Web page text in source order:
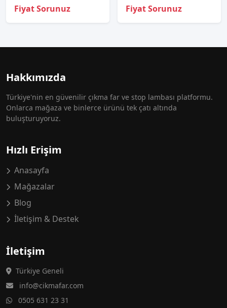
Fiyat Sorunuz Fiyat Sorunuz
Hakkımızda
Türkiye'nin en güvenilir çıkma far ve stop lambası platformu.
Onlarca mağaza ve binlerce ürünü tek çatı altında
buluşturuyoruz.
Hızlı Erişim
Anasayfa
Mağazalar
Blog
İletişim & Destek
İletişim
Türkiye Geneli
info@cikmafar.com
0505 631 23 31